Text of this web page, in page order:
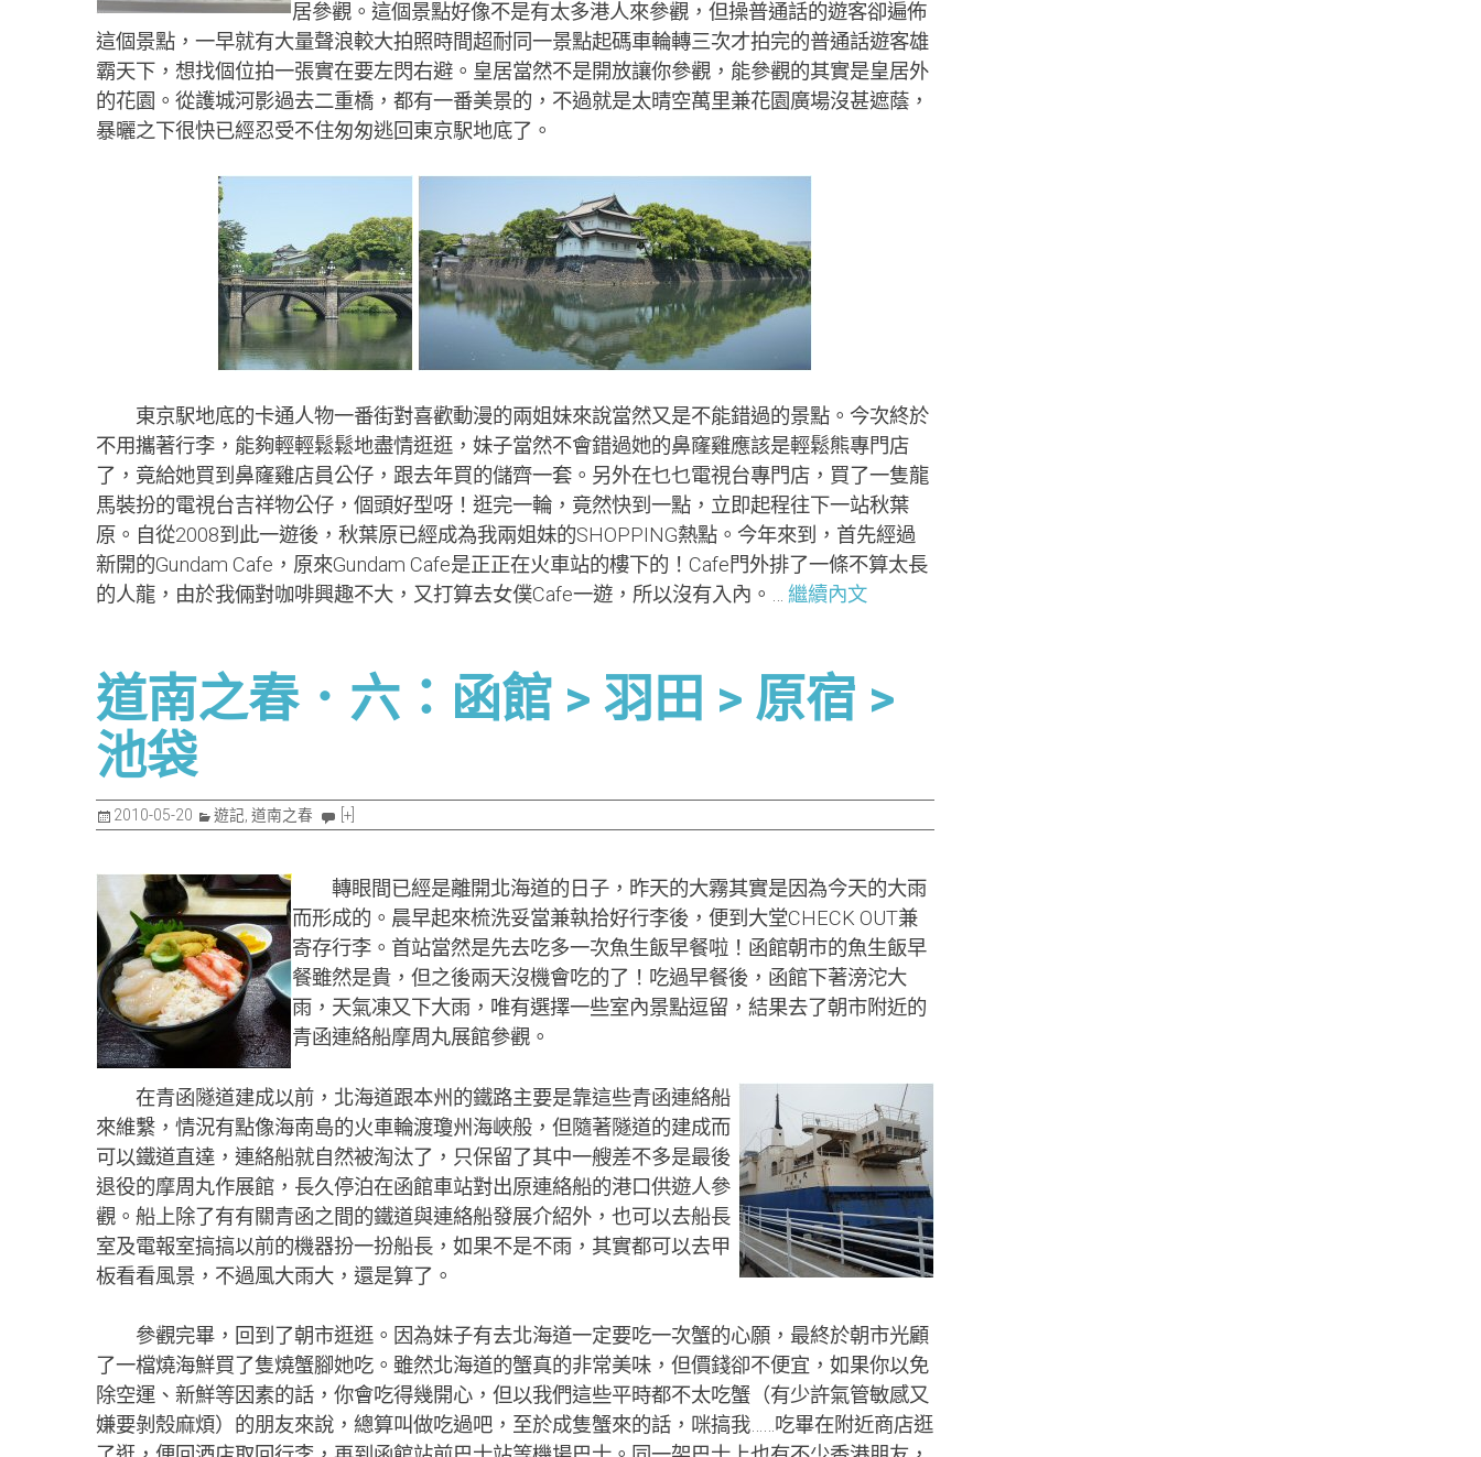
居參觀。這個景點好像不是有太多港人來參觀，但操普通話的遊客卻遍佈
這個景點，一早就有大量聲浪較大拍照時間超耐同一景點起碼車輪轉三次才拍完的普通話遊客雄
霸天下，想找個位拍一張實在要左閃右避。皇居當然不是開放讓你參觀，能參觀的其實是皇居外
的花園。從護城河影過去二重橋，都有一番美景的，不過就是太晴空萬里兼花園廣場沒甚遮蔭，
暴曬之下很快已經忍受不住匆匆逃回東京駅地底了。
東京駅地底的卡通人物一番街對喜歡動漫的兩姐妹來說當然又是不能錯過的景點。今次終於
不用攜著行李，能夠輕輕鬆鬆地盡情逛逛，妹子當然不會錯過她的鼻窿雞應該是輕鬆熊專門店
了，竟給她買到鼻窿雞店員公仔，跟去年買的儲齊一套。另外在乜乜電視台專門店，買了一隻龍
馬裝扮的電視台吉祥物公仔，個頭好型呀！逛完一輪，竟然快到一點，立即起程往下一站秋葉
原。自從2008到此一遊後，秋葉原已經成為我兩姐妹的SHOPPING熱點。今年來到，首先經過
新開的Gundam Cafe，原來Gundam Cafe是正正在火車站的樓下的！Cafe門外排了一條不算太長
的人龍，由於我倆對咖啡興趣不大，又打算去女僕Cafe一遊，所以沒有入內。… 繼續內文
道南之春．六：函館 > 羽田 > 原宿 >
池袋
2010-05-20 遊記 道南之春 [+]
轉眼間已經是離開北海道的日子，昨天的大霧其實是因為今天的大雨
而形成的。晨早起來梳洗妥當兼執拾好行李後，便到大堂CHECK OUT兼
寄存行李。首站當然是先去吃多一次魚生飯早餐啦！函館朝市的魚生飯早
餐雖然是貴，但之後兩天沒機會吃的了！吃過早餐後，函館下著滂沱大
雨，天氣凍又下大雨，唯有選擇一些室內景點逗留，結果去了朝市附近的
青函連絡船摩周丸展館參觀。
在青函隧道建成以前，北海道跟本州的鐵路主要是靠這些青函連絡船
來維繫，情況有點像海南島的火車輪渡瓊州海峽般，但隨著隧道的建成而
可以鐵道直達，連絡船就自然被淘汰了，只保留了其中一艘差不多是最後
退役的摩周丸作展館，長久停泊在函館車站對出原連絡船的港口供遊人參
觀。船上除了有有關青函之間的鐵道與連絡船發展介紹外，也可以去船長
室及電報室搞搞以前的機器扮一扮船長，如果不是不雨，其實都可以去甲
板看看風景，不過風大雨大，還是算了。
參觀完畢，回到了朝市逛逛。因為妹子有去北海道一定要吃一次蟹的心願，最終於朝市光顧
了一檔燒海鮮買了隻燒蟹腳她吃。雖然北海道的蟹真的非常美味，但價錢卻不便宜，如果你以免
除空運、新鮮等因素的話，你會吃得幾開心，但以我們這些平時都不太吃蟹（有少許氣管敏感又
嫌要剝殼麻煩）的朋友來說，總算叫做吃過吧，至於成隻蟹來的話，咪搞我……吃畢在附近商店逛